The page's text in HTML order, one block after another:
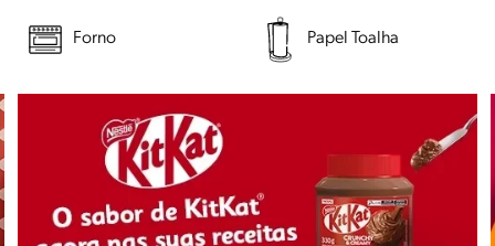
Forno Papel Toalha